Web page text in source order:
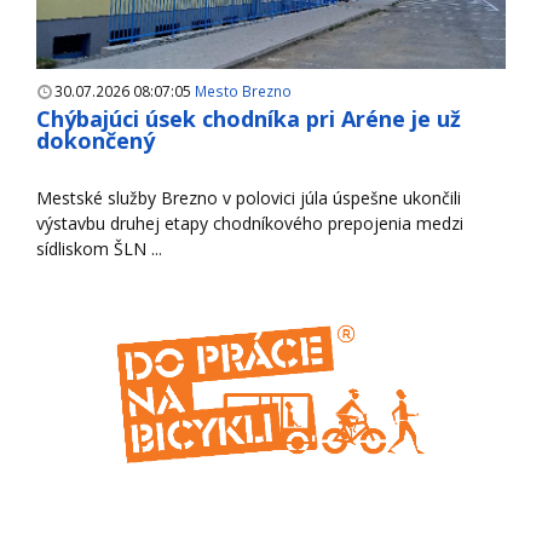
30.07.2026 08:07:05 Mesto Brezno
Chýbajúci úsek chodníka pri Aréne je už
dokončený
Mestské služby Brezno v polovici júla úspešne ukončili
výstavbu druhej etapy chodníkového prepojenia medzi
sídliskom ŠLN ...